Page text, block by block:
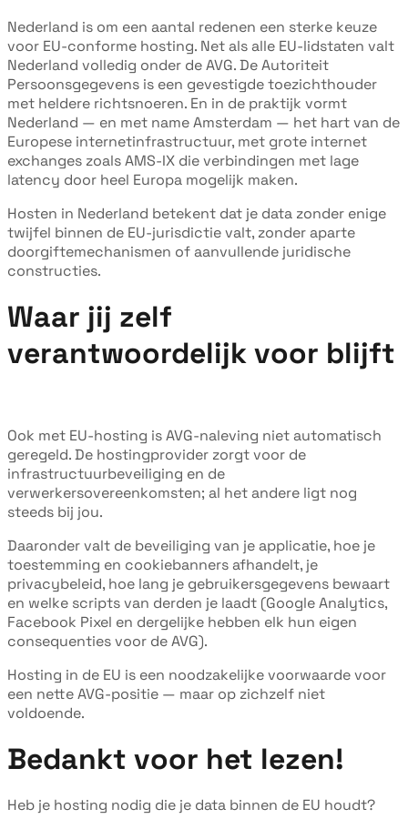
Nederland is om een aantal redenen een sterke keuze
voor EU-conforme hosting. Net als alle EU-lidstaten valt
Nederland volledig onder de AVG. De Autoriteit
Persoonsgegevens is een gevestigde toezichthouder
met heldere richtsnoeren. En in de praktijk vormt
Nederland — en met name Amsterdam — het hart van de
Europese internetinfrastructuur, met grote internet
exchanges zoals AMS-IX die verbindingen met lage
latency door heel Europa mogelijk maken.
Hosten in Nederland betekent dat je data zonder enige
twijfel binnen de EU-jurisdictie valt, zonder aparte
doorgiftemechanismen of aanvullende juridische
constructies.
Waar jij zelf
verantwoordelijk voor blijft
Ook met EU-hosting is AVG-naleving niet automatisch
geregeld. De hostingprovider zorgt voor de
infrastructuurbeveiliging en de
verwerkersovereenkomsten; al het andere ligt nog
steeds bij jou.
Daaronder valt de beveiliging van je applicatie, hoe je
toestemming en cookiebanners afhandelt, je
privacybeleid, hoe lang je gebruikersgegevens bewaart
en welke scripts van derden je laadt (Google Analytics,
Facebook Pixel en dergelijke hebben elk hun eigen
consequenties voor de AVG).
Hosting in de EU is een noodzakelijke voorwaarde voor
een nette AVG-positie — maar op zichzelf niet
voldoende.
Bedankt voor het lezen!
Heb je hosting nodig die je data binnen de EU houdt?